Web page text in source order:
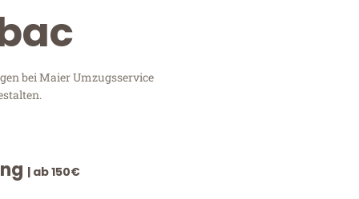
bei Maier Umzugsservice
| ab 150€